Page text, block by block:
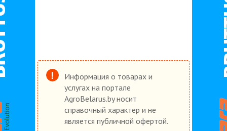
Информация о товарах и
услугах на портале
AgroBelarus.by носит
справочный характер и не
является публичной офертой.